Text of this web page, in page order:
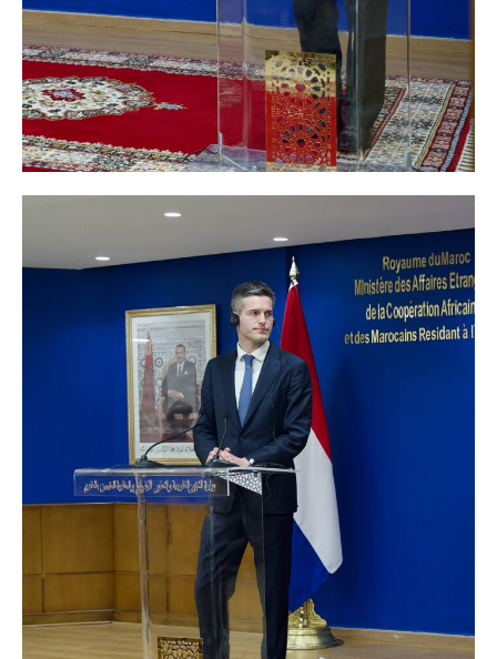
le1.ma
l'intelligence de
l'information
S'ABONNER MAINTENANT
Insight Publications
Formules d’abonnement